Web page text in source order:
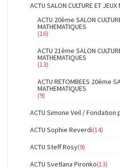
ACTU SALON CULTURE ET JEUX
ACTU 20ème SALON
MATHEMATIQUES
(16)
ACTU 21ème SALON
MATHEMATIQUES
(13)
ACTU RETOMBEES 20ème
MATHEMATIQUES
(9)
ACTU Simone Veil /
ACTU Sophie Reverdi(14)
ACTU Steff Rosy(9)
ACTU Svetlana Pironko(13)